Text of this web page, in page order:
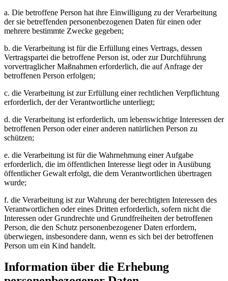
a. Die betroffene Person hat ihre Einwilligung zu der Verarbeitung
der sie betreffenden personenbezogenen Daten für einen oder
mehrere bestimmte Zwecke gegeben;
b. die Verarbeitung ist für die Erfüllung eines Vertrags, dessen
Vertragspartei die betroffene Person ist, oder zur Durchführung
vorvertraglicher Maßnahmen erforderlich, die auf Anfrage der
betroffenen Person erfolgen;
c. die Verarbeitung ist zur Erfüllung einer rechtlichen Verpflichtung
erforderlich, der der Verantwortliche unterliegt;
d. die Verarbeitung ist erforderlich, um lebenswichtige Interessen der
betroffenen Person oder einer anderen natürlichen Person zu
schützen;
e. die Verarbeitung ist für die Wahrnehmung einer Aufgabe
erforderlich, die im öffentlichen Interesse liegt oder in Ausübung
öffentlicher Gewalt erfolgt, die dem Verantwortlichen übertragen
wurde;
f. die Verarbeitung ist zur Wahrung der berechtigten Interessen des
Verantwortlichen oder eines Dritten erforderlich, sofern nicht die
Interessen oder Grundrechte und Grundfreiheiten der betroffenen
Person, die den Schutz personenbezogener Daten erfordern,
überwiegen, insbesondere dann, wenn es sich bei der betroffenen
Person um ein Kind handelt.
Information über die Erhebung